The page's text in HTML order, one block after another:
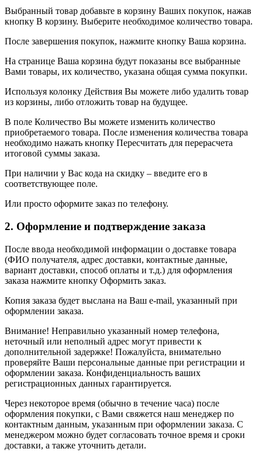
Выбранный товар добавьте в корзину Ваших покупок, нажав
кнопку В корзину. Выберите необходимое количество товара.
После завершения покупок, нажмите кнопку Ваша корзина.
На странице Ваша корзина будут показаны все выбранные
Вами товары, их количество, указана общая сумма покупки.
Используя колонку Действия Вы можете либо удалить товар
из корзины, либо отложить товар на будущее.
В поле Количество Вы можете изменить количество
приобретаемого товара. После изменения количества товара
необходимо нажать кнопку Пересчитать для перерасчета
итоговой суммы заказа.
При наличии у Вас кода на скидку – введите его в
соответствующее поле.
Или просто оформите заказ по телефону.
2. Оформление и подтверждение заказа
После ввода необходимой информации о доставке товара
(ФИО получателя, адрес доставки, контактные данные,
вариант доставки, способ оплаты и т.д.) для оформления
заказа нажмите кнопку Оформить заказ.
Копия заказа будет выслана на Ваш e-mail, указанный при
оформлении заказа.
Внимание! Неправильно указанный номер телефона,
неточный или неполный адрес могут привести к
дополнительной задержке! Пожалуйста, внимательно
проверяйте Ваши персональные данные при регистрации и
оформлении заказа. Конфиденциальность ваших
регистрационных данных гарантируется.
Через некоторое время (обычно в течение часа) после
оформления покупки, с Вами свяжется наш менеджер по
контактным данным, указанным при оформлении заказа. С
менеджером можно будет согласовать точное время и сроки
доставки, а также уточнить детали.